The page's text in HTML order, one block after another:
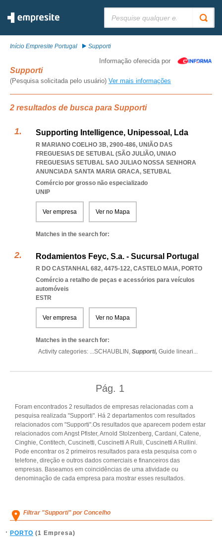
Início Empresite Portugal Supporti
Informação oferecida por
Supporti
(Pesquisa solicitada pelo usuário) Ver mais informações
2 resultados de busca para Supporti
Supporting Intelligence, Unipessoal, Lda
R MARIANO COELHO 3B, 2900-486, UNIÃO DAS
FREGUESIAS DE SETUBAL (SÃO JULIÃO, UNIAO
FREGUESIAS SETUBAL SAO JULIAO NOSSA SENHORA
ANUNCIADA SANTA MARIA GRACA, SETUBAL
Comércio por grosso não especializado
UNIP
Ver empresa Ver no Mapa
Matches in the search for:
Rodamientos Feyc, S.a. - Sucursal Portugal
R DO CASTANHAL 682, 4475-122, CASTELO MAIA, PORTO
Comércio a retalho de peças e acessórios para veículos
automóveis
ESTR
Ver empresa Ver no Mapa
Matches in the search for:
Activity categories: ...SCHAUBLIN, Supporti, Guide lineari...
Pág. 1
Foram encontrados 2 resultados de empresas relacionadas com a
pesquisa realizada "Supporti". Há 2 departamentos com resultados
relacionados com "Supporti".Os resultados que aparecem podem estar
relacionados com Angst Pfister, Arnold Stolzenberg, Cardani, Catene,
Cinghie, Contitech, Cuscinetti, Cuscinetti A Rulli, Cuscinetti A Rullini.
Pode encontrar os 2 primeiros resultados para esta pesquisa com o
telefone, direção e outros dados comerciais e financeiros das
empresas. Baseamos em coincidências de uma atividade ou
denominação de cada empresa para mostrar esses resultados.
Filtrar "Supporti" por Concelho
PORTO (1 Empresa)